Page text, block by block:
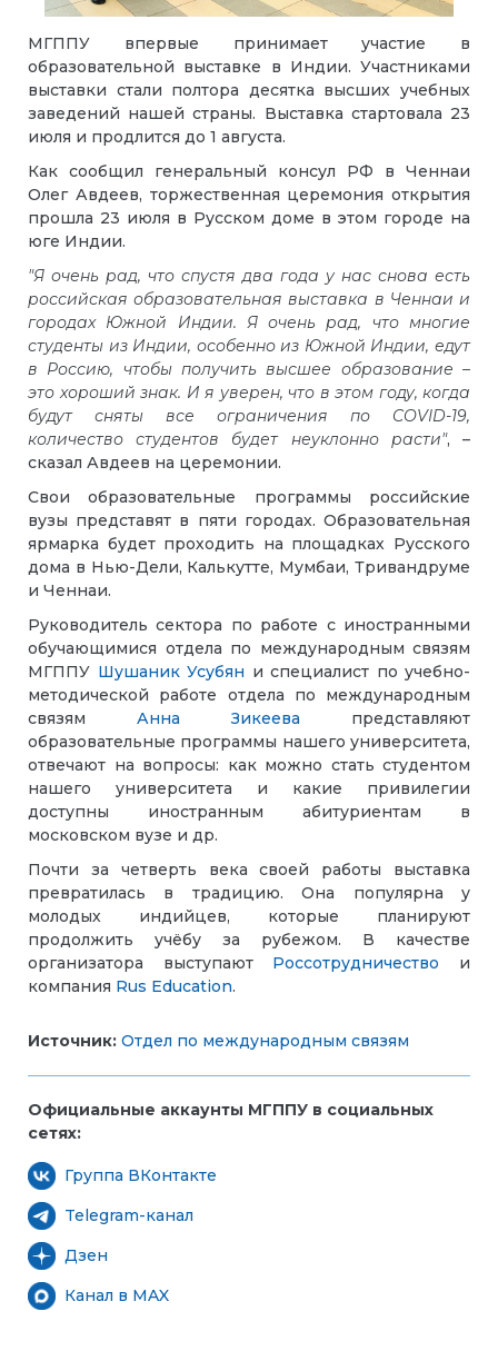
МГППУ впервые принимает участие в
образовательной выставке в Индии. Участниками
выставки стали полтора десятка высших учебных
заведений нашей страны. Выставка стартовала 23
июля и продлится до 1 августа.
Как сообщил генеральный консул РФ в Ченнаи
Олег Авдеев, торжественная церемония открытия
прошла 23 июля в Русском доме в этом городе на
юге Индии.
"Я очень рад, что спустя два года у нас снова есть
российская образовательная выставка в Ченнаи и
городах Южной Индии. Я очень рад, что многие
студенты из Индии, особенно из Южной Индии, едут
в Россию, чтобы получить высшее образование –
это хороший знак. И я уверен, что в этом году, когда
будут сняты все ограничения по COVID-19,
количество студентов будет неуклонно расти", –
сказал Авдеев на церемонии.
Свои образовательные программы российские
вузы представят в пяти городах. Образовательная
ярмарка будет проходить на площадках Русского
дома в Нью-Дели, Калькутте, Мумбаи, Тривандруме
и Ченнаи.
Руководитель сектора по работе с иностранными
обучающимися отдела по международным связям
МГППУ Шушаник Усубян и специалист по учебно-
методической работе отдела по международным
связям Анна Зикеева представляют
образовательные программы нашего университета,
отвечают на вопросы: как можно стать студентом
нашего университета и какие привилегии
доступны иностранным абитуриентам в
московском вузе и др.
Почти за четверть века своей работы выставка
превратилась в традицию. Она популярна у
молодых индийцев, которые планируют
продолжить учёбу за рубежом. В качестве
организатора выступают Россотрудничество и
компания Rus Education.
Источник: Отдел по международным связям
Официальные аккаунты МГППУ в социальных
сетях:
Группа ВКонтакте
Telegram-канал
Дзен
Канал в MAX